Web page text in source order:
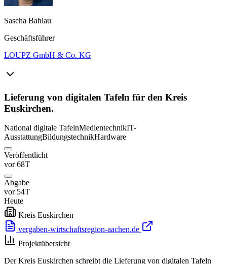
Sascha Bahlau
Geschäftsführer
LOUPZ GmbH & Co. KG
Lieferung von digitalen Tafeln für den Kreis
Euskirchen.
National digitale TafelnMedientechnikIT-
AusstattungBildungstechnikHardware
Veröffentlicht
vor 68T
Abgabe
vor 54T
Heute
Kreis Euskirchen
vergaben-wirtschaftsregion-aachen.de
Projektübersicht
Der Kreis Euskirchen schreibt die Lieferung von digitalen Tafeln